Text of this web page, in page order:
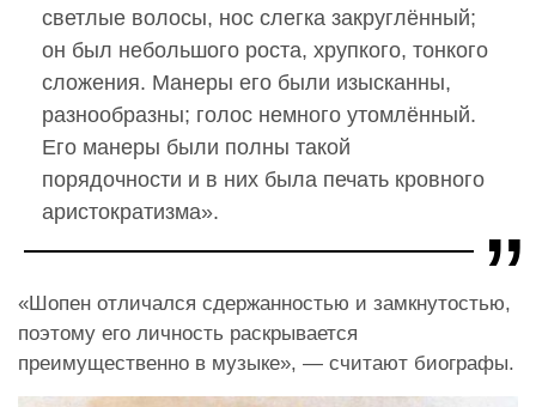
светлые волосы, нос слегка закруглённый;
он был небольшого роста, хрупкого, тонкого
сложения. Манеры его были изысканны,
разнообразны; голос немного утомлённый.
Его манеры были полны такой
порядочности и в них была печать кровного
аристократизма».
«Шопен отличался сдержанностью и замкнутостью,
поэтому его личность раскрывается
преимущественно в музыке», — считают биографы.